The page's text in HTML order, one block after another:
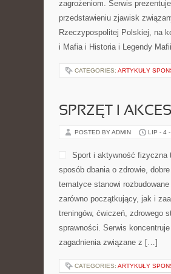
zagrożeniom. Serwis
przedstawieniu zjawisk
Rzeczypospolitej Polskiej, na
i Mafia i Historia i Legendy
CATEGORIES: ARTYKUŁY
SPRZĘT I
POSTED BY ADMIN LIP - 4
Sport i aktywność fizyczna
sposób dbania o zdrowie,
tematyce stanowi
zarówno początkujący, jak i
treningów, ćwiczeń, zdrowego
sprawności. Serwis
zagadnienia związane z […]
CATEGORIES: ARTYKUŁY